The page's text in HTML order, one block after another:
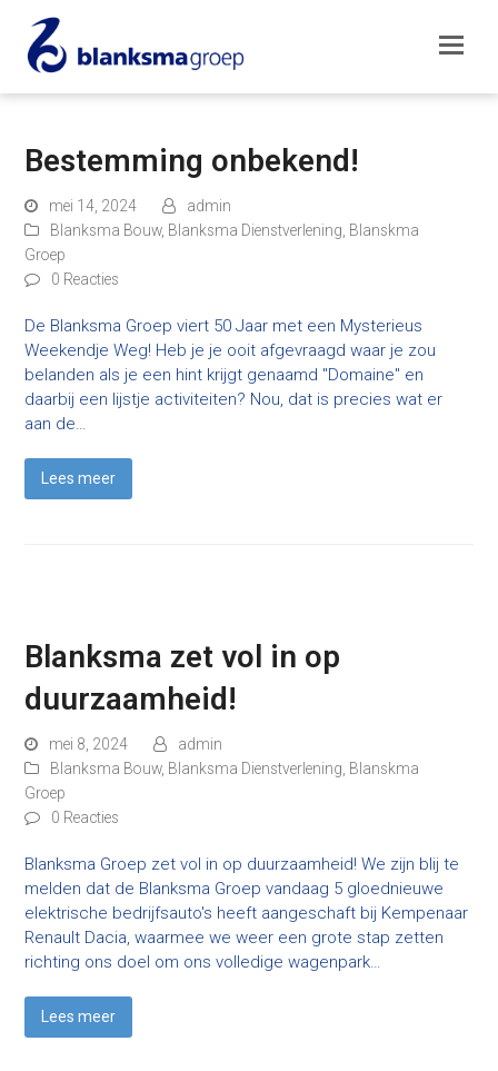
Bestemming onbekend!
mei 14, 2024
admin
Blanksma Bouw, Blanksma Dienstverlening Blanskma
Groep
0 Reacties
De Blanksma Groep viert 50 Jaar met een Mysterieus
Weekendje Weg! Heb je je ooit afgevraagd waar je zou
belanden als je een hint krijgt genaamd "Domaine" en
daarbij een lijstje activiteiten? Nou, dat is precies wat er
aan de…
Lees meer
Blanksma zet vol in op
duurzaamheid!
mei 8, 2024
admin
Blanksma Bouw, Blanksma Dienstverlening Blanskma
Groep
0 Reacties
Blanksma Groep zet vol in op duurzaamheid! We zijn blij te
melden dat de Blanksma Groep vandaag 5 gloednieuwe
elektrische bedrijfsauto's heeft aangeschaft bij Kempenaar
Renault Dacia, waarmee we weer een grote stap zetten
richting ons doel om ons volledige wagenpark…
Lees meer